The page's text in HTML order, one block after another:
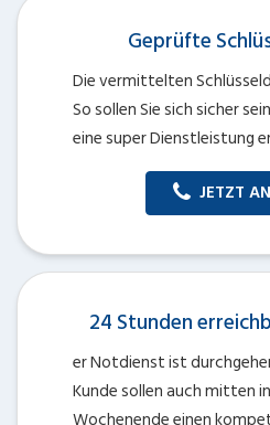
Geprüfte
Die vermittelten
So sollen Sie sich sicher
eine super Dienstleistung
JETZT
24 Stunden
er Notdienst ist
Kunde sollen auch mitten
Wochenende einen